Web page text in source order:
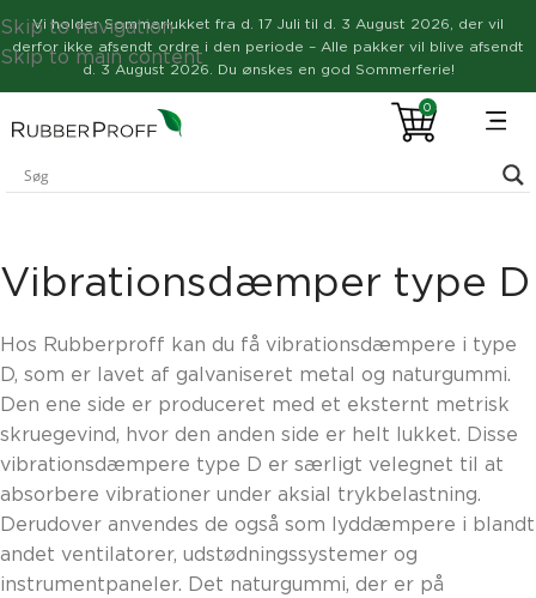
Skip to navigation
Skip to main content
Vi holderSommerlukket fra d. 17 Juli til d. 3 August 2026, der vil
derfor ikke afsendt ordre i den periode – Alle pakker vil blive afsendt
d. 3 August 2026. Du ønskes en god Sommerferie!
0
Vibrationsdæmper type D
Hos Rubberproff kan du få vibrationsdæmpere i type
D, som er lavet af galvaniseret metal og naturgummi.
Den ene side er produceret med et eksternt metrisk
skruegevind, hvor den anden side er helt lukket. Disse
vibrationsdæmpere type D er særligt velegnet til at
absorbere vibrationer under aksial trykbelastning.
Derudover anvendes de også som lyddæmpere i blandt
andet ventilatorer, udstødningssystemer og
instrumentpaneler. Det naturgummi, der er på